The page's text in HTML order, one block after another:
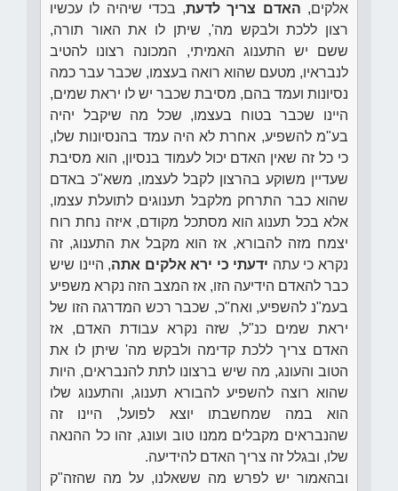
אלקים, האדם צריך לדעת, בכדי שיהיה לו עכשיו
רצון ללכת ולבקש מה', שיתן לו את האור תורה,
ששם יש התענוג האמיתי, המכונה רצונו להטיב
לנבראיו, מטעם שהוא רואה בעצמו, שכבר עבר כמה
נסיונות ועמד בהם, מסיבת שכבר יש לו יראת שמים,
היינו שכבר בטוח בעצמו, שכל מה שיקבל יהיה
בע"מ להשפיע, אחרת לא היה עמד בהנסיונות שלו,
כי כל זה שאין האדם יכול לעמוד בנסיון, הוא מסיבת
שעדיין משוקע בהרצון לקבל לעצמו, משא"כ באדם
שהוא כבר התרחק מלקבל תענוגים לתועלת עצמו,
אלא בכל תענוג הוא מסתכל מקודם, איזה נחת רוח
יצמח מזה להבורא, אז הוא מקבל את התענוג, זה
נקרא כי עתה ידעתי כי ירא אלקים אתה, היינו שיש
כבר להאדם הידיעה הזו, אז המצב הזה נקרא משפיע
בעמ"נ להשפיע, ואח"כ, שכבר רכש המדרגה הזו של
יראת שמים כנ"ל, שזה נקרא עבודת האדם, אז
האדם צריך ללכת קדימה ולבקש מה' שיתן לו את
הטוב והעונג, מה שיש ברצונו לתת להנבראים, היות
שהוא רוצה להשפיע להבורא תענוג, והתענוג שלו
הוא במה שמחשבתו יוצא לפועל, היינו זה
שהנבראים מקבלים ממנו טוב ועונג, זהו כל ההנאה
שלו, ובגלל זה צריך האדם להידיעה.
ובהאמור יש לפרש מה ששאלנו, על מה שהזה"ק